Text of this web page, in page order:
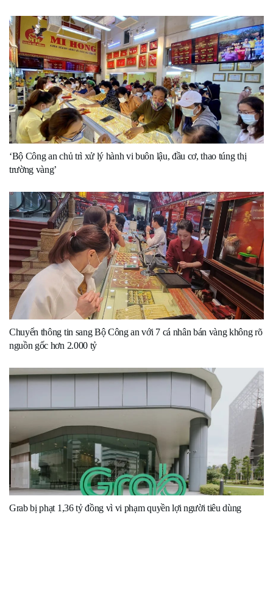
‘Bộ Công an chủ trì xử lý hành vi buôn lậu, đầu cơ, thao túng thị
trường vàng’
Chuyển thông tin sang Bộ Công an với 7 cá nhân bán vàng không rõ
nguồn gốc hơn 2.000 tỷ
Grab bị phạt 1,36 tỷ đồng vì vi phạm quyền lợi người tiêu dùng